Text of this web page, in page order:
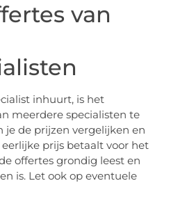
van
inhuurt, is het
meerdere specialisten te
je de prijzen vergelijken en
prijs betaalt voor het
offertes grondig leest en
is. Let ook op eventuele